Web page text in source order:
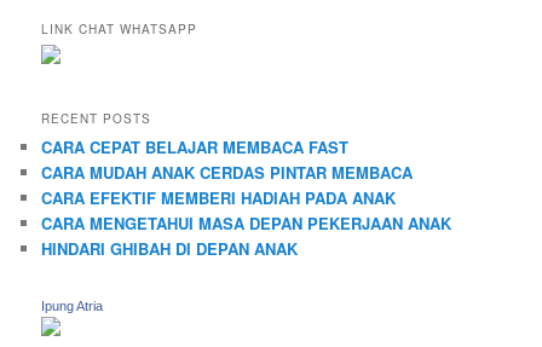
LINK CHAT WHATSAPP
RECENT POSTS
CARA CEPAT BELAJAR MEMBACA FAST
CARA MUDAH ANAK CERDAS PINTAR MEMBACA
CARA EFEKTIF MEMBERI HADIAH PADA ANAK
CARA MENGETAHUI MASA DEPAN PEKERJAAN ANAK
HINDARI GHIBAH DI DEPAN ANAK
Ipung Atria